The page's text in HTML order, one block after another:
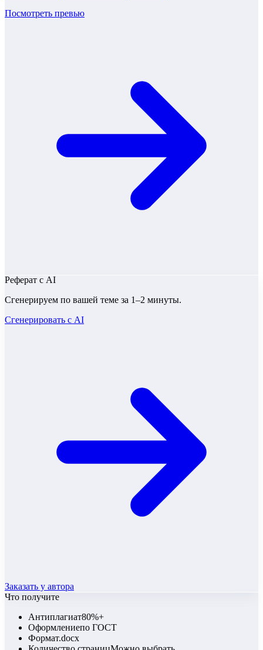
Посмотреть превью
Реферат с AI
Сгенерируем по вашей теме за 1–2 минуты.
Сгенерировать с AI
Заказать у автора
Что получите
Антиплагиат80%+
Оформлениепо ГОСТ
Формат.docx